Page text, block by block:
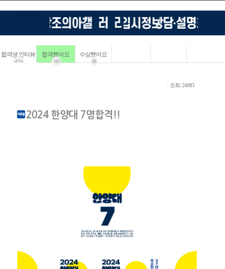
합격생 인터뷰
4114
합격했어요
183
수상했어요
68
ㆍ조회: 24083
2024 한양대 7명합격!!